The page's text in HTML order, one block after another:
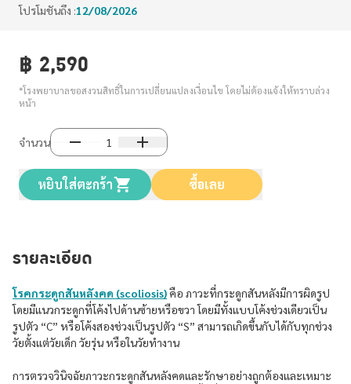
โปรโมชันถึง :12/08/2026
฿ 2,590
*โรงพยาบาลขอสงวนสิทธิ์ในการเปลี่ยนแปลงเงื่อนไข โดยไม่ต้องแจ้งให้ทราบล่วง
หน้า
จำนวน
หยิบใส่ตะกร้า ซื้อเลย
รายละเอียด
โรคกระดูกสันหลังคด (scoliosis)คือ ภาวะที่กระดูกสันหลังมีการผิดรูป
โดยมีแนวกระดูกที่โค้งไปด้านซ้ายหรือขวา โดยมีทั้งแบบโค้งช่วงเดียวเป็น
รูปตัว “C” หรือโค้งสองช่วงเป็นรูปตัว “S” สามารถเกิดขึ้นกับได้กับทุกช่วง
วัยตั้งแต่วัยเด็ก วัยรุ่น หรือในวัยทำงาน
การตรวจวินิจฉัยภาวะกระดูกสันหลังคดและรักษาอย่างถูกต้องและเหมาะ